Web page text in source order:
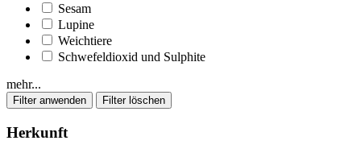
Sesam
Lupine
Weichtiere
Schwefeldioxid und Sulphite
mehr...
Herkunft